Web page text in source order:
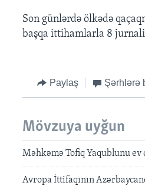
Son günlərdə ölkədə
başqa ittihamlarla 8
Paylaş Şərhlərə
Mövzuya uyğun
Məhkəmə Tofiq Yaqublunu ev
Avropa İttifaqının